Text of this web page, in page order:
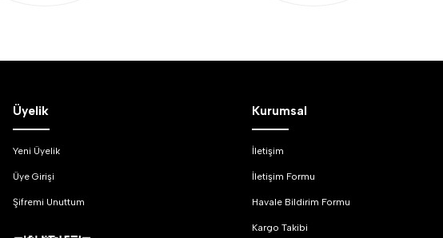
Üyelik
Yeni Üyelik
Üye Girişi
Şifremi Unuttum
Kurumsal
İletişim
İletişim Formu
Havale Bildirim Formu
Kargo Takibi